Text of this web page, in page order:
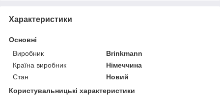
Характеристики
Основні
Виробник
Brinkmann
Країна виробник
Німеччина
Стан
Новий
Користувальницькі характеристики